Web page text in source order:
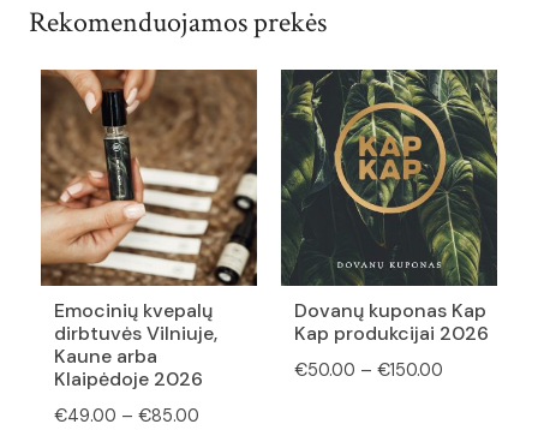
Rekomenduojamos prekės
Emocinių kvepalų
dirbtuvės Vilniuje,
Kaune arba
Klaipėdoje 2026
€49.00 – €85.00
Dovanų kuponas Kap
Kap produkcijai 2026
€50.00 – €150.00